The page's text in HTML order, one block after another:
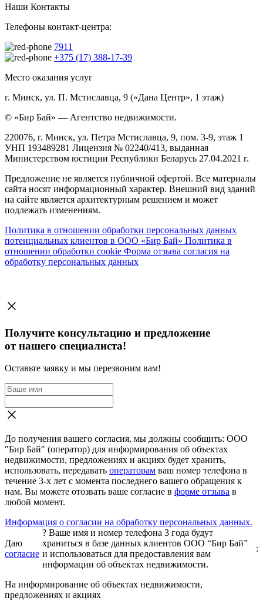
Наши Контакты
Телефоны контакт-центра:
7911
+375 (17) 388-17-39
Место оказания услуг
г. Минск, ул. П. Мстиславца, 9 («Дана Центр», 1 этаж)
© «Бир Бай» — Агентство недвижимости.
220076, г. Минск, ул. Петра Мстиславца, 9, пом. 3-9, этаж 1
УНП 193489281 Лицензия № 02240/413, выданная
Министерством юстиции Республики Беларусь 27.04.2021 г.
Предложение не является публичной офертой. Все материалы
сайта носят информационный характер. Внешний вид зданий
на сайте является архитектурным решением и может
подлежать изменениям.
Политика в отношении обработки персональных данных
потенциальных клиентов в ООО «Бир Бай» Политика в
отношении обработки cookie Форма отзыва согласия на
обработку персональных данных
Получите консультацию и предложение
от нашего специалиста!
Оставьте заявку и мы перезвоним вам!
До получения вашего согласия, мы должны сообщить: ООО
"Бир Бай" (оператор) для информирования об объектах
недвижимости, предложениях и акциях будет хранить,
использовать, передавать операторам ваш номер телефона в
течение 3-х лет с момента последнего вашего обращения к
нам. Вы можете отозвать ваше согласие в форме отзыва в
любой момент.
Информация о согласии на обработку персональных данных.
Даю
согласие
? Ваше имя и номер телефона 3 года будут
храниться в базе данных клиентов ООО “Бир Бай”
и использоваться для предоставления вам
информации об объектах недвижимости.
:
На информирование об объектах недвижимости,
предложениях и акциях